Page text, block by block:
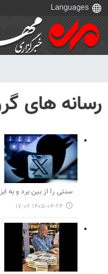
رسانه های
سنتی را از بین برد و به
۱۴۰۵-۰۴-۲۴ ۱۷:۰۶